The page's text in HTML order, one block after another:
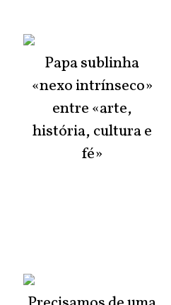
Papa sublinha
«nexo intrínseco»
entre «arte,
história, cultura e
fé»